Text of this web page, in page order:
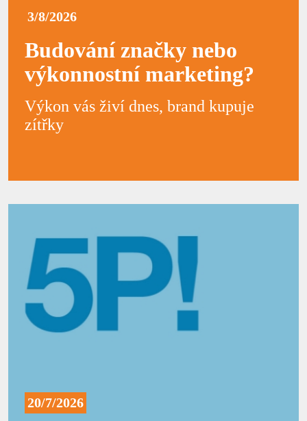
Budování značky nebo
výkonnostní marketing?
Výkon vás živí dnes, brand kupuje
zítřky
3/8/2026
20/7/2026